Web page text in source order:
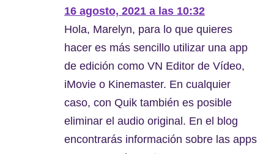
16 agosto, 2021 a las 10:32
Hola, Marelyn, para lo que quieres
hacer es más sencillo utilizar una app
de edición como VN Editor de Vídeo,
iMovie o Kinemaster. En cualquier
caso, con Quik también es posible
eliminar el audio original. En el blog
encontrarás información sobre las apps